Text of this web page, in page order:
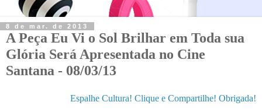
8 de mar. de 2013
A Peça Eu Vi o Sol Brilhar em Toda sua
Glória Será Apresentada no Cine
Santana - 08/03/13
Espalhe Cultura! Clique e Compartilhe! Obrigada!